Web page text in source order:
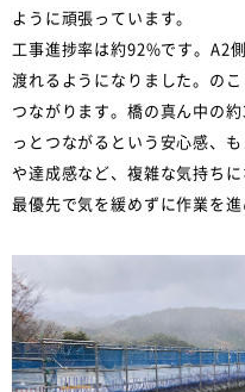
ように頑張っています。
工事進捗率は約92%です。A2
渡れるようになりました。の
つながります。橋の真ん中の
っとつながるという安心感、
や達成感など、複雑な気持ち
最優先で気を緩めずに作業を進